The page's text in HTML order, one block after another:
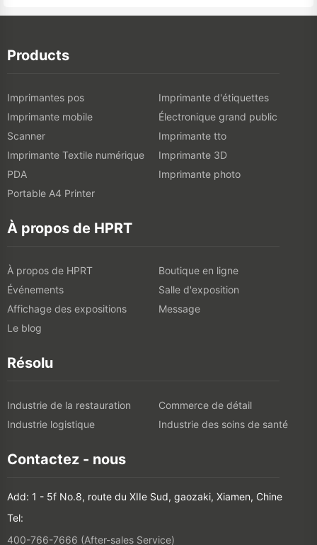
Products
Imprimantes pos
Imprimante d'étiquettes
Imprimante mobile
Électronique grand public
Scanner
Imprimante tto
Imprimante Textile numérique
Imprimante 3D
PDA
Imprimante photo
Portable A4 Printer
À propos de HPRT
À propos de HPRT
Boutique en ligne
Événements
Salle d'exposition
Affichage des expositions
Message
Le blog
Résolu
Industrie de la restauration
Commerce de détail
Industrie logistique
Industrie des soins de santé
Contactez - nous
Add: 1 - 5f No.8, route du XIIe Sud, gaozaki, Xiamen, Chine
Tel:
400-766-7666 (After-sales Service)